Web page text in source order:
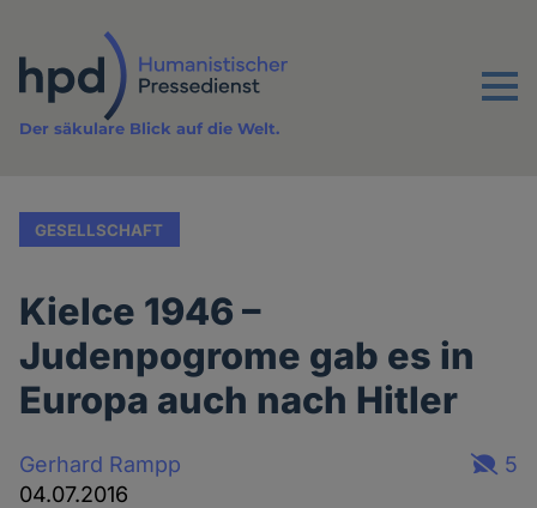
Inhalt
Menu
Der säkulare Blick auf die Welt.
GESELLSCHAFT
Kielce 1946 –
Judenpogrome gab es in
Europa auch nach Hitler
Gerhard Rampp
04.07.2016
5